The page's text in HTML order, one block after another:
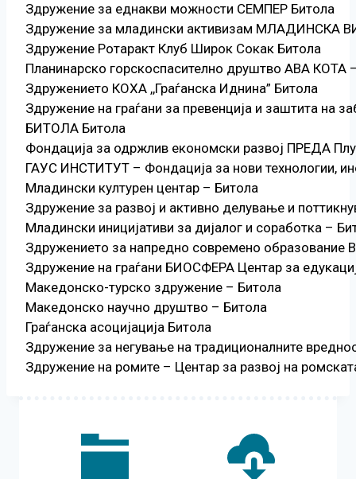
Здружение за еднакви можности СЕМПЕР Битола
Здружение за младински активизам МЛАДИНСКА
Здружение Ротаракт Клуб Широк Сокак Битола
Планинарско горскоспасително друштво АВА КОТА
Здружението КОХА ,,Граѓанска Иднина” Битола
Здружение на граѓани за превенција и заштита на
БИТОЛА Битола
Фондација за одржлив економски развој ПРЕДА
ГАУС ИНСТИТУТ – Фондација за нови технологии,
Младински културен центар – Битола
Здружение за развој и активно делување и
Младински иницијативи за дијалог и соработка –
Здружението за напредно современо
Здружение на граѓани БИОСФЕРА Центар за
Македонско-турско здружение – Битола
Македонско научно друштво – Битола
Граѓанска асоцијација Битола
Здружение за негување на традиционалните
Здружение на ромите – Центар за развој на